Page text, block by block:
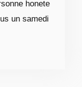
honete
un samedi